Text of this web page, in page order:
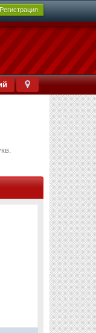
Регистрация